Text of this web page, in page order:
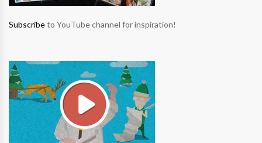
Subscribeto YouTube channel for inspiration!